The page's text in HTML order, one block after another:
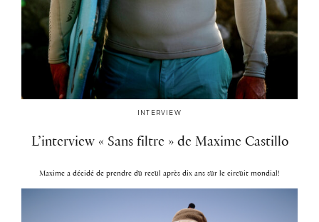
INTERVIEW
L’interview « Sans filtre » de Maxime Castillo
Maxime a décidé de prendre du recul après dix ans sur le circuit mondial!